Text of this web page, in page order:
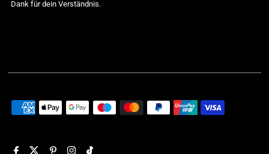
Dank für dein Verständnis.